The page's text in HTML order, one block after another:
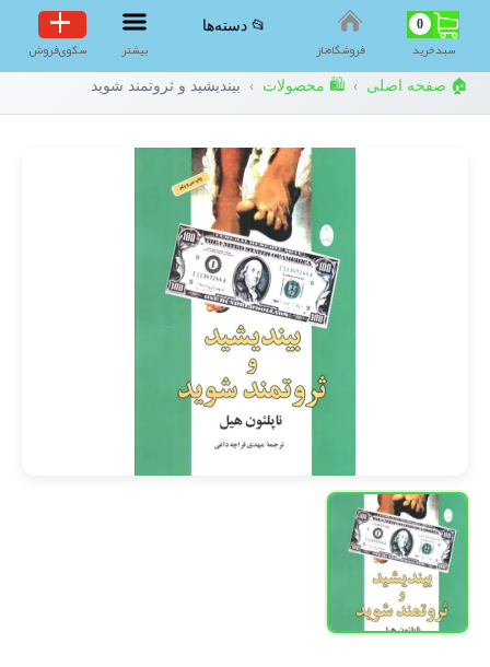
0
سبد‌خرید فروشگاه‌ناز
📂 دسته‌ها
بیشتر سکوی‌فروش
🏠 صفحه اصلی › 🛍️ محصولات › بیندیشید و ثروتمند شوید